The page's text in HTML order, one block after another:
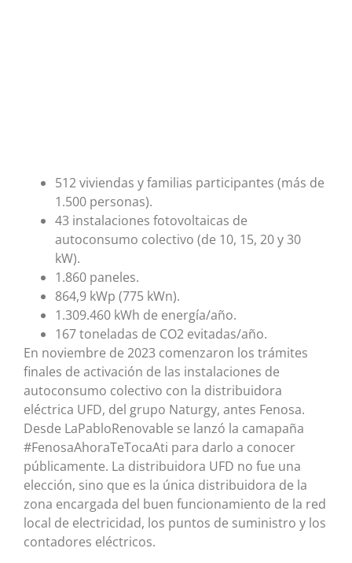
512 viviendas y familias participantes (más de
1.500 personas).
43 instalaciones fotovoltaicas de
autoconsumo colectivo (de 10, 15, 20 y 30
kW).
1.860 paneles.
864,9 kWp (775 kWn).
1.309.460 kWh de energía/año.
167 toneladas de CO2 evitadas/año.
En noviembre de 2023 comenzaron los trámites
finales de activación de las instalaciones de
autoconsumo colectivo con la distribuidora
eléctrica UFD, del grupo Naturgy, antes Fenosa.
Desde LaPabloRenovable se lanzó la camapaña
#FenosaAhoraTeTocaAti para darlo a conocer
públicamente. La distribuidora UFD no fue una
elección, sino que es la única distribuidora de la
zona encargada del buen funcionamiento de la red
local de electricidad, los puntos de suministro y los
contadores eléctricos.